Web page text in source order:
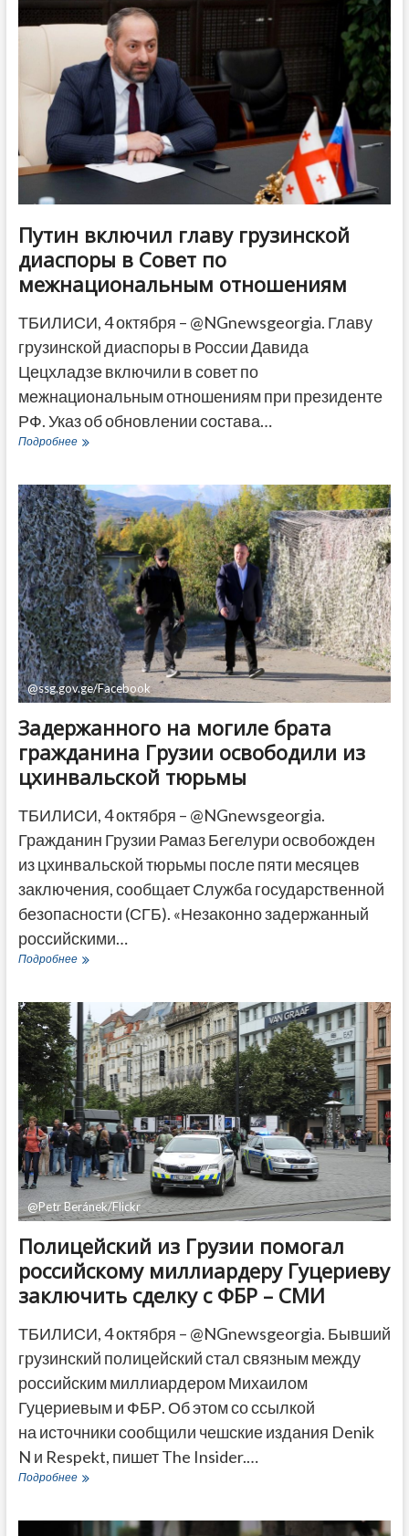
между
Тбилиси
Сагареджо
Путин включил главу грузинской
диаспоры в Совет по
межнациональным отношениям
ТБИЛИСИ, 4 октября – @NGnewsgeorgia. Главу
грузинской диаспоры в России Давида
Цецхладзе включили в совет по
межнациональным отношениям при президенте
РФ. Указ об обновлении состава…
ПодробнееПутин
грузинской
диаспоры
в
Совет
по
межнациональным
отношениям
@ssg.gov.ge/Facebook
Задержанного на могиле брата
гражданина Грузии освободили из
цхинвальской тюрьмы
ТБИЛИСИ, 4 октября – @NGnewsgeorgia.
Гражданин Грузии Рамаз Бегелури освобожден
из цхинвальской тюрьмы после пяти месяцев
заключения, сообщает Служба государственной
безопасности (СГБ). «Незаконно задержанный
российскими…
ПодробнееЗадержанного
брата
гражданина
Грузии
освободили
из
цхинвальской
тюрьмы
@Petr Beránek/Flickr
Полицейский из Грузии помогал
российскому миллиардеру Гуцериеву
заключить сделку с ФБР – СМИ
ТБИЛИСИ, 4 октября – @NGnewsgeorgia. Бывший
грузинский полицейский стал связным между
российским миллиардером Михаилом
Гуцериевым и ФБР. Об этом со ссылкой
на источники сообщили чешские издания Denik
N и Respekt, пишет The Insider.…
ПодробнееПолицейский
помогал